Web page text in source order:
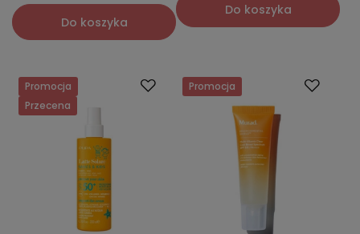
Do koszyka
Do koszyka
Promocja
Przecena
Promocja